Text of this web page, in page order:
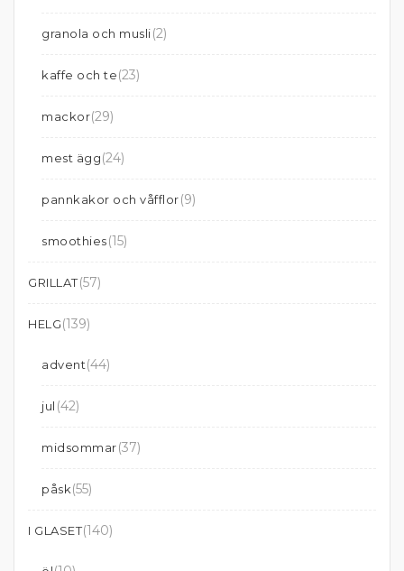
granola och musli(2)
kaffe och te(23)
mackor(29)
mest ägg(24)
pannkakor och våfflor(9)
smoothies(15)
GRILLAT(57)
HELG(139)
advent(44)
jul (42)
midsommar(37)
påsk(55)
I GLASET(140)